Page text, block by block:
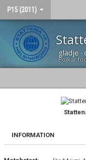
P15 (2011)
glädje ·
Pojkar
KALENDER
INFORMATION